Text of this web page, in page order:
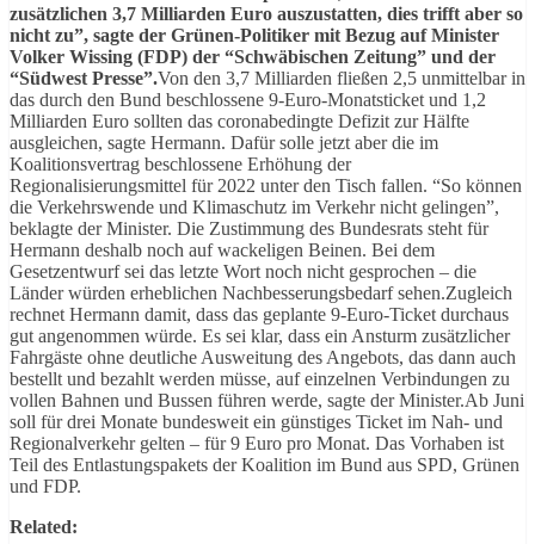
zusätzlichen 3,7 Milliarden Euro auszustatten, dies trifft aber so
nicht zu”, sagte der Grünen-Politiker mit Bezug auf Minister
Volker Wissing (FDP) der “Schwäbischen Zeitung” und der
“Südwest Presse”.Von den 3,7 Milliarden fließen 2,5 unmittelbar in
das durch den Bund beschlossene 9-Euro-Monatsticket und 1,2
Milliarden Euro sollten das coronabedingte Defizit zur Hälfte
ausgleichen, sagte Hermann. Dafür solle jetzt aber die im
Koalitionsvertrag beschlossene Erhöhung der
Regionalisierungsmittel für 2022 unter den Tisch fallen. “So können
die Verkehrswende und Klimaschutz im Verkehr nicht gelingen”,
beklagte der Minister. Die Zustimmung des Bundesrats steht für
Hermann deshalb noch auf wackeligen Beinen. Bei dem
Gesetzentwurf sei das letzte Wort noch nicht gesprochen – die
Länder würden erheblichen Nachbesserungsbedarf sehen.Zugleich
rechnet Hermann damit, dass das geplante 9-Euro-Ticket durchaus
gut angenommen würde. Es sei klar, dass ein Ansturm zusätzlicher
Fahrgäste ohne deutliche Ausweitung des Angebots, das dann auch
bestellt und bezahlt werden müsse, auf einzelnen Verbindungen zu
vollen Bahnen und Bussen führen werde, sagte der Minister.Ab Juni
soll für drei Monate bundesweit ein günstiges Ticket im Nah- und
Regionalverkehr gelten – für 9 Euro pro Monat. Das Vorhaben ist
Teil des Entlastungspakets der Koalition im Bund aus SPD, Grünen
und FDP.
Related: